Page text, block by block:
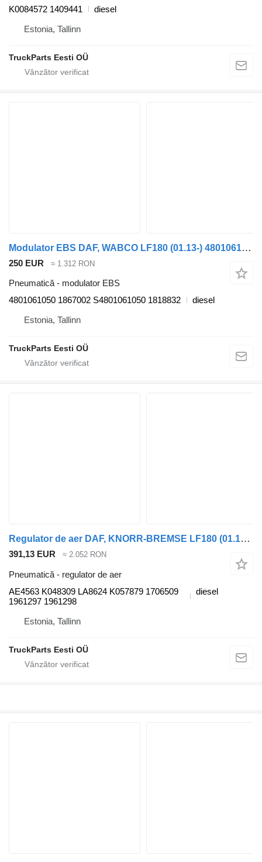
K0084572 1409441
diesel
Estonia, Tallinn
TruckParts Eesti OÜ
Modulator EBS DAF, WABCO LF180 (01.13-) 4801061050 pentru cap tractor DAF LF45, LF55, LF180, CF65, CF75, CF85 (2001-)
250 EUR ≈ 1.312 RON
Pneumatică - modulator EBS
4801061050 1867002 S4801061050 1818832
diesel
Estonia, Tallinn
TruckParts Eesti OÜ
Regulator de aer DAF, KNORR-BREMSE LF180 (01.13-) AE4563 pentru cap tractor DAF LF45, LF55, LF180, CF65, CF75, CF85 (2001-)
391,13 EUR ≈ 2.052 RON
Pneumatică - regulator de aer
AE4563 K048309 LA8624 K057879 1706509
1961297 1961298
diesel
Estonia, Tallinn
TruckParts Eesti OÜ